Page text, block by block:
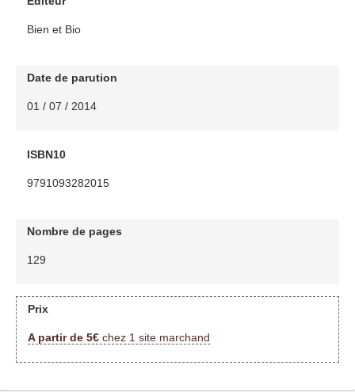
Bien et Bio
Date de parution
01 / 07 / 2014
ISBN10
9791093282015
Nombre de pages
129
Prix
A partir de 5€chez 1 site marchand